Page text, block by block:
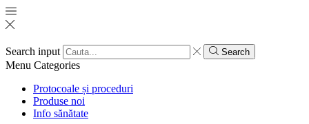
Search input Search
Menu Categories
Protocoale și proceduri
Produse noi
Info sănătate